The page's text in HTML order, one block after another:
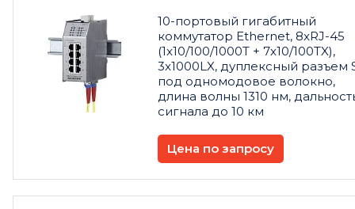
10-портовый гигабитный
коммутатор Ethernet, 8xRJ-45
(1x10/100/1000T + 7x10/100TX),
3x1000LX, дуплексный разъем
под одномодовое волокно,
длина волны 1310 нм,
сигнала до 10 км
Цена по запросу